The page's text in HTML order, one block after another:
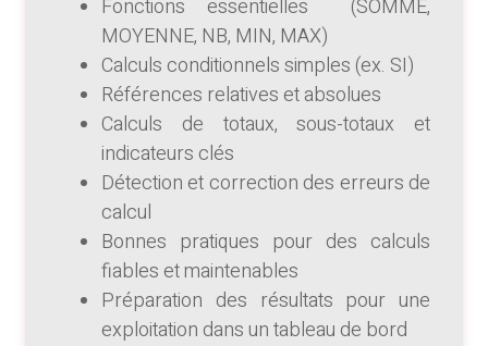
Fonctions essentielles (SOMME,
MOYENNE, NB, MIN, MAX)
Calculs conditionnels simples (ex. SI)
Références relatives et absolues
Calculs de totaux, sous-totaux et
indicateurs clés
Détection et correction des erreurs de
calcul
Bonnes pratiques pour des calculs
fiables et maintenables
Préparation des résultats pour une
exploitation dans un tableau de bord